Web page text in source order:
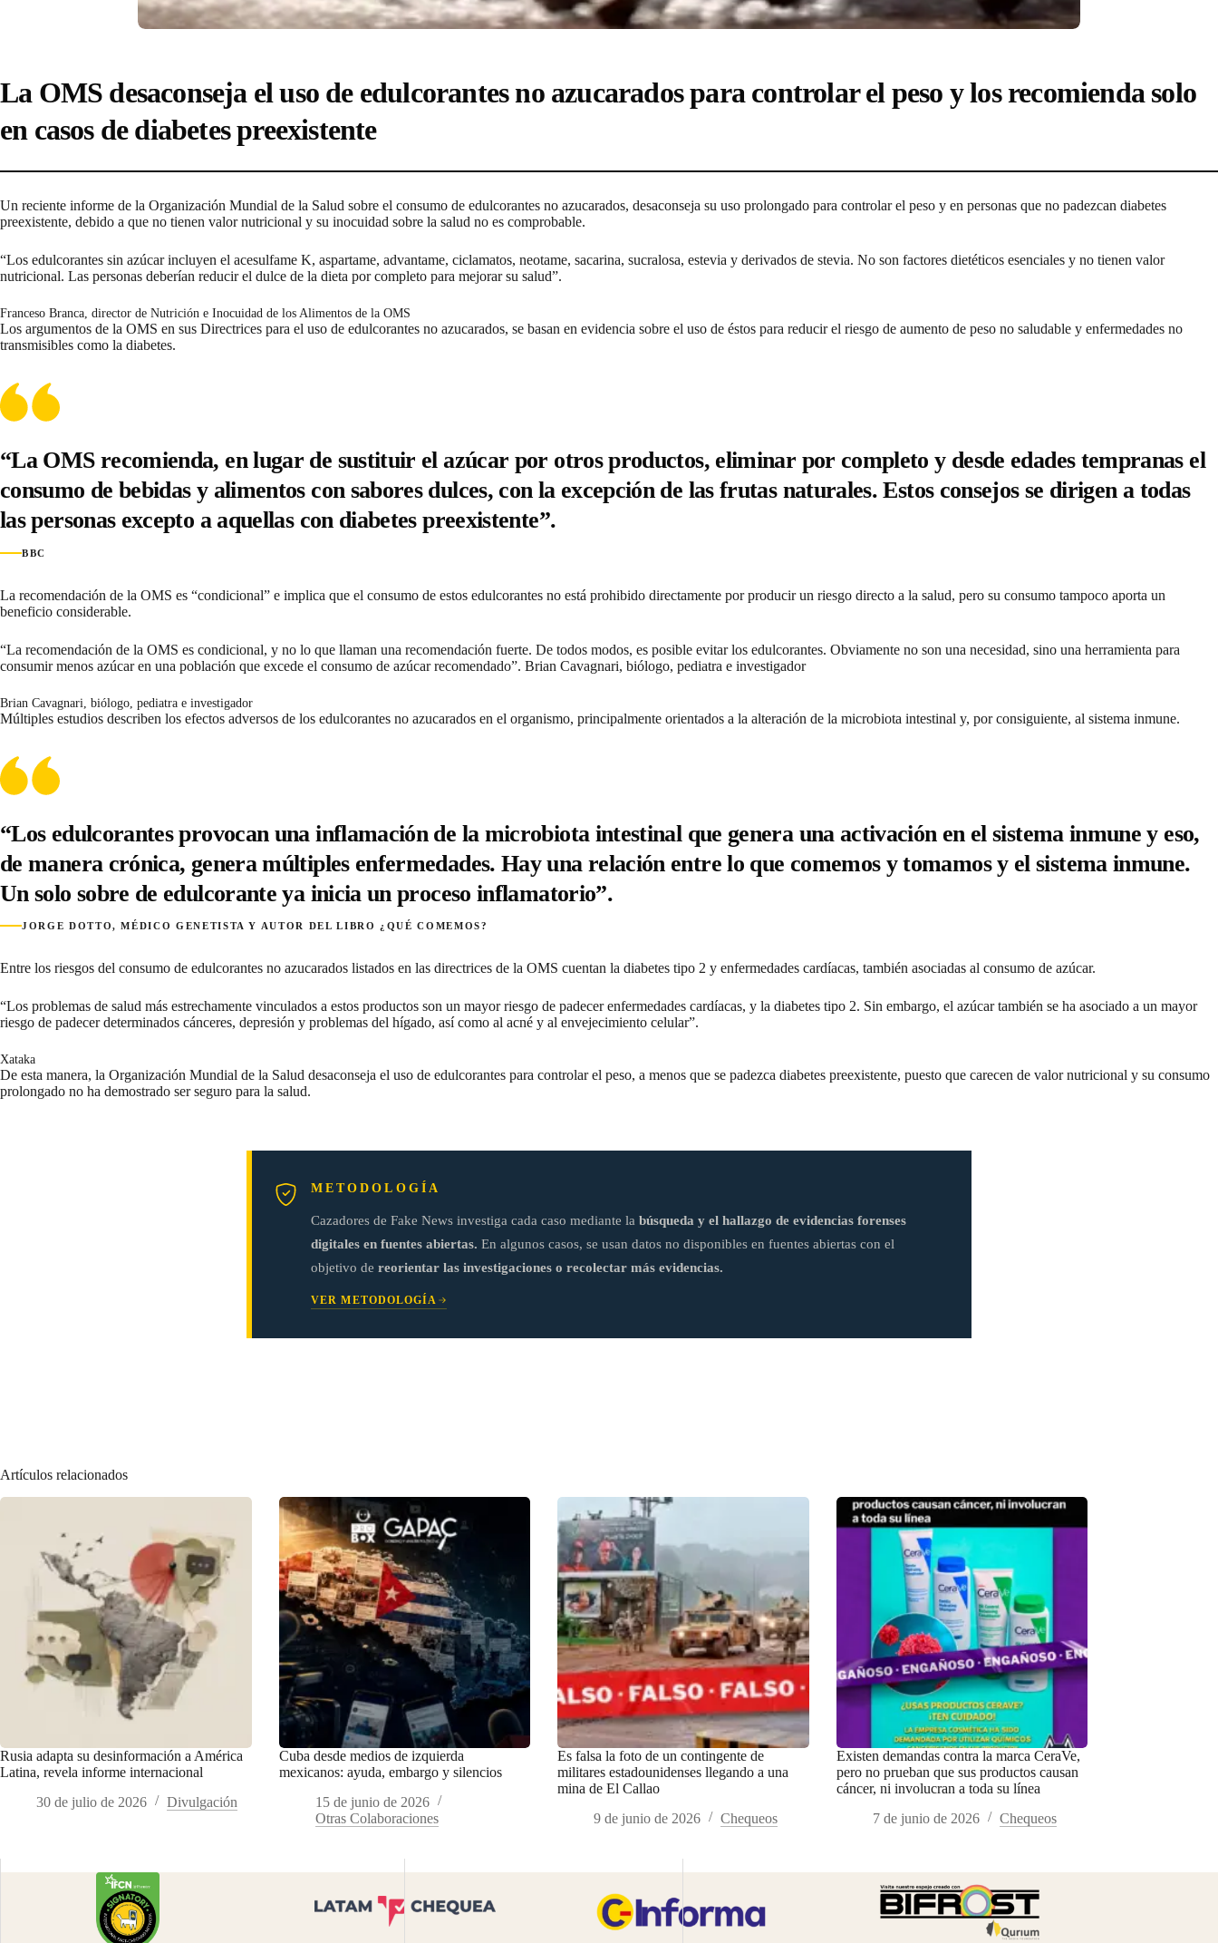
La OMS desaconseja el uso de edulcorantes no azucarados para controlar el peso y los recomienda solo
en casos de diabetes preexistente
Un reciente informe de la Organización Mundial de la Salud sobre el consumo de edulcorantes no azucarados, desaconseja su uso prolongado para controlar el peso y en personas que no padezcan diabetes
preexistente, debido a que no tienen valor nutricional y su inocuidad sobre la salud no es comprobable.
“Los edulcorantes sin azúcar incluyen el acesulfame K, aspartame, advantame, ciclamatos, neotame, sacarina, sucralosa, estevia y derivados de stevia. No son factores dietéticos esenciales y no tienen valor
nutricional. Las personas deberían reducir el dulce de la dieta por completo para mejorar su salud”.
Franceso Branca, director de Nutrición e Inocuidad de los Alimentos de la OMS
Los argumentos de la OMS en sus Directrices para el uso de edulcorantes no azucarados, se basan en evidencia sobre el uso de éstos para reducir el riesgo de aumento de peso no saludable y enfermedades no
transmisibles como la diabetes.
“La OMS recomienda, en lugar de sustituir el azúcar por otros productos, eliminar por completo y desde edades tempranas el
consumo de bebidas y alimentos con sabores dulces, con la excepción de las frutas naturales. Estos consejos se dirigen a todas
las personas excepto a aquellas con diabetes preexistente”.
BBC
La recomendación de la OMS es “condicional” e implica que el consumo de estos edulcorantes no está prohibido directamente por producir un riesgo directo a la salud, pero su consumo tampoco aporta un
beneficio considerable.
“La recomendación de la OMS es condicional, y no lo que llaman una recomendación fuerte. De todos modos, es posible evitar los edulcorantes. Obviamente no son una necesidad, sino una herramienta para
consumir menos azúcar en una población que excede el consumo de azúcar recomendado”. Brian Cavagnari, biólogo, pediatra e investigador
Brian Cavagnari, biólogo, pediatra e investigador
Múltiples estudios describen los efectos adversos de los edulcorantes no azucarados en el organismo, principalmente orientados a la alteración de la microbiota intestinal y, por consiguiente, al sistema inmune.
“Los edulcorantes provocan una inflamación de la microbiota intestinal que genera una activación en el sistema inmune y eso,
de manera crónica, genera múltiples enfermedades. Hay una relación entre lo que comemos y tomamos y el sistema inmune.
Un solo sobre de edulcorante ya inicia un proceso inflamatorio”.
JORGE DOTTO, MÉDICO GENETISTA Y AUTOR DEL LIBRO ¿QUÉ COMEMOS?
Entre los riesgos del consumo de edulcorantes no azucarados listados en las directrices de la OMS cuentan la diabetes tipo 2 y enfermedades cardíacas, también asociadas al consumo de azúcar.
“Los problemas de salud más estrechamente vinculados a estos productos son un mayor riesgo de padecer enfermedades cardíacas, y la diabetes tipo 2. Sin embargo, el azúcar también se ha asociado a un mayor
riesgo de padecer determinados cánceres, depresión y problemas del hígado, así como al acné y al envejecimiento celular”.
Xataka
De esta manera, la Organización Mundial de la Salud desaconseja el uso de edulcorantes para controlar el peso, a menos que se padezca diabetes preexistente, puesto que carecen de valor nutricional y su consumo
prolongado no ha demostrado ser seguro para la salud.
METODOLOGÍA
Cazadores de Fake News investiga cada caso mediante la búsqueda y el hallazgo de evidencias forenses
digitales en fuentes abiertas. En algunos casos, se usan datos no disponibles en fuentes abiertas con el
objetivo de reorientar las investigaciones o recolectar más evidencias.
VER METODOLOGÍA
Artículos relacionados
Rusia adapta su desinformación a América
Latina, revela informe internacional
30 de julio de 2026
Divulgación
Cuba desde medios de izquierda
mexicanos: ayuda, embargo y silencios
15 de junio de 2026
Otras Colaboraciones
Es falsa la foto de un contingente de
militares estadounidenses llegando a una
mina de El Callao
9 de junio de 2026
Chequeos
Existen demandas contra la marca CeraVe,
pero no prueban que sus productos causan
cáncer, ni involucran a toda su línea
7 de junio de 2026
Chequeos